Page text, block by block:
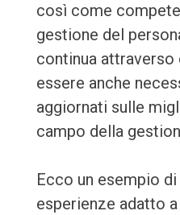
così come
gestione del
continua
essere anche
aggiornati sulle
campo della
Ecco un esempio
esperienze adatto